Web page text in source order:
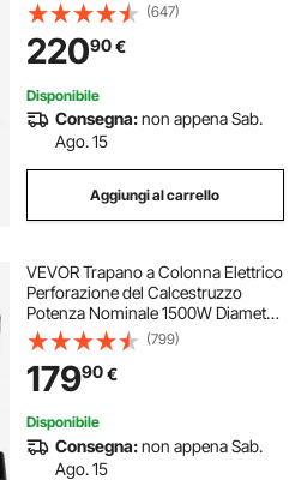
Macchina Carotatrice per
Calcestruzzo Robusto 3000 W con
Supporto, Senza Guarnizione
Idraulica, per Calcestruzzo, Mattoni
(647)
22090€
Disponibile
Consegna:non appena Sab.
Ago. 15
Aggiungi al carrello
VEVOR Trapano a Colonna Elettrico
Perforazione del Calcestruzzo
Potenza Nominale 1500W Diametro
8-10,2cm, Macchina Carotatrice
Elettrica a Umido Velocità
1100giri/min 2400giri/min con
Livella a Bolla
(799)
17990€
Disponibile
Consegna:non appena Sab.
Ago. 15